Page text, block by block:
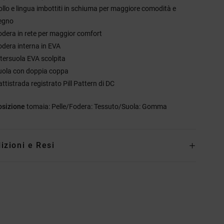
e lingua imbottiti in schiuma per maggiore comodità e
in rete per maggior comfort
interna in EVA
EVA scolpita
con doppia coppa
registrato Pill Pattern di DC
tomaia: Pelle/Fodera: Tessuto/Suola: Gomma
e Resi